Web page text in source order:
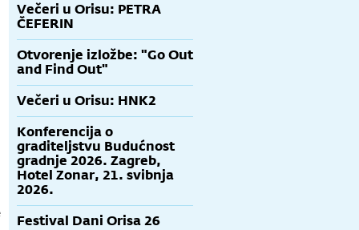
Večeri u Orisu: PETRA
ČEFERIN
Otvorenje izložbe: "Go Out
and Find Out"
Večeri u Orisu: HNK2
Konferencija o
graditeljstvu Budućnost
gradnje 2026. Zagreb,
Hotel Zonar, 21. svibnja
2026.
Festival Dani Orisa 26